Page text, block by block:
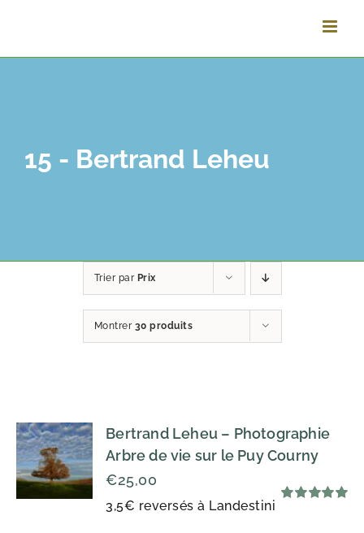
contenu
15 - Bertrand Leheu
Trier par Prix
Montrer 30 produits
Bertrand Leheu – Photographie
Arbre de vie sur le Puy Courny
3,5€ reversés à Landestini
€25,00